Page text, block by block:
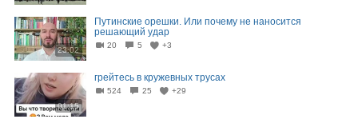
23:02
Путинские орешки. Или почему не наносится
решающий удар
20 5 +3
01:15
грейтесь в кружевных трусах
524 25 +29